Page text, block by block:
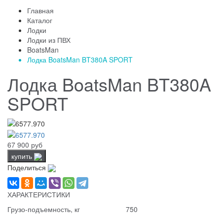
Главная
Каталог
Лодки
Лодки из ПВХ
BoatsMan
Лодка BoatsMan BT380A SPORT
Лодка BoatsMan BT380A
SPORT
67 900 руб
купить
Поделиться
ХАРАКТЕРИСТИКИ
Грузо-подъемность, кг
750